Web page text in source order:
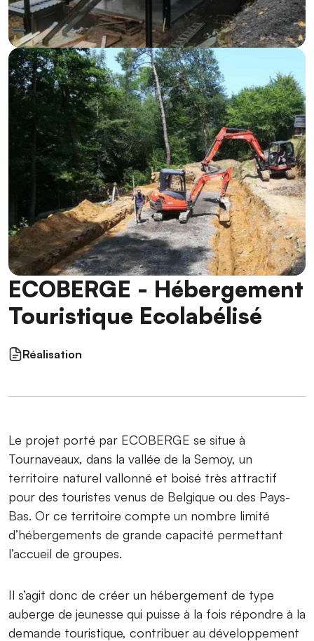
ECOBERGE - Hébergement
Touristique Ecolabélisé
Réalisation
Le projet porté par ECOBERGE se situe à
Tournaveaux, dans la vallée de la Semoy, un
territoire naturel vallonné et boisé très attractif
pour des touristes venus de Belgique ou des Pays-
Bas. Or ce territoire compte un nombre limité
d’hébergements de grande capacité permettant
l’accueil de groupes.
Il s’agit donc de créer un hébergement de type
auberge de jeunesse qui puisse à la fois répondre à la
demande touristique, contribuer au développement